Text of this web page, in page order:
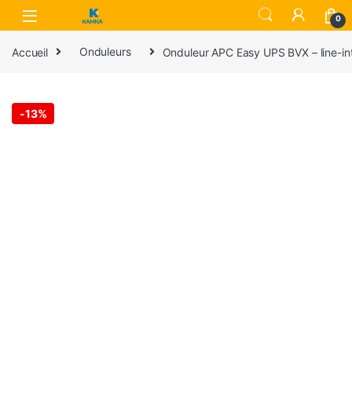
Skip to navigation
Skip to content
0
Accueil Onduleurs Onduleur APC Easy UPS BVX – line-
-13%